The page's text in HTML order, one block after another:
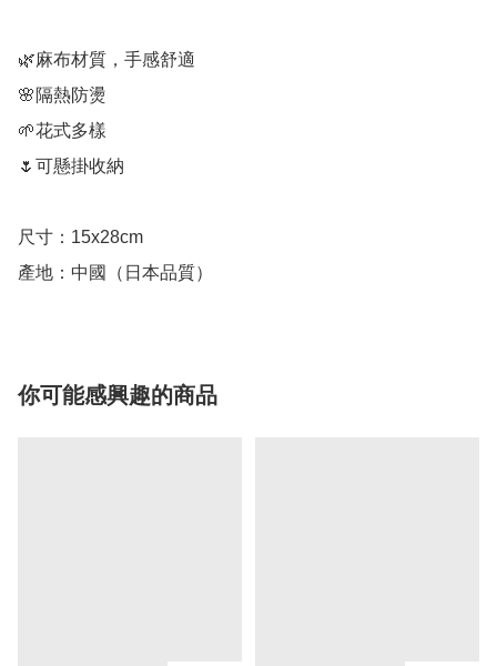
🌿麻布材質，手感舒適
🌸隔熱防燙
🌱花式多樣
🌷可懸掛收納
尺寸：15x28cm
產地：中國（日本品質）
你可能感興趣的商品